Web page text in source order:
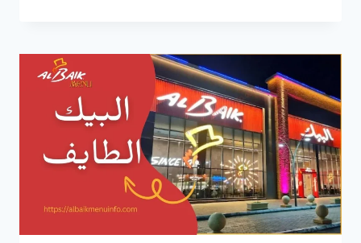
ومواعيد
عمل
الفروع